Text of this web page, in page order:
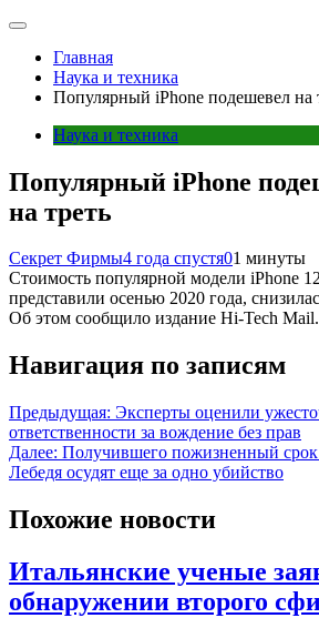
Главная
Наука и техника
Популярный iPhone подешевел на
Наука и техника
Популярный iPhone
на треть
Секрет Фирмы4 года спустя01 минуты
Стоимость популярной модели iPhone
представили осенью 2020 года,
Об этом сообщило издание Hi-Tech
Навигация по записям
Предыдущая: Эксперты оценили
ответственности за вождение без прав
Далее: Получившего пожизненный срок
Лебедя осудят еще за одно убийство
Похожие новости
Итальянские ученые
обнаружении второго